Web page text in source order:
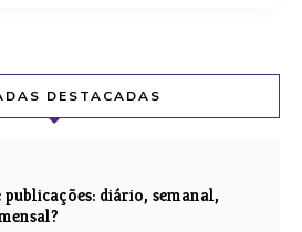
DESTACADAS
diário, semanal,